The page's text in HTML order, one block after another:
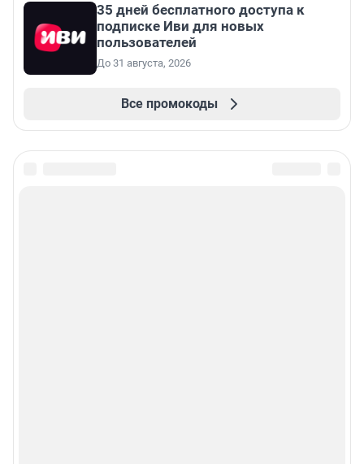
35 дней бесплатного доступа к
подписке Иви для новых
пользователей
До 31 августа, 2026
Все промокоды